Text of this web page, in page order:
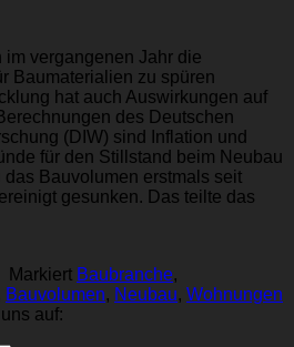
vergangenen Jahr die
Baumaterialien zu spüren
hat auch Auswirkungen auf
des Deutschen
(DIW) sind Inflation und
für den Stillstand beim Neubau
Bauvolumen erstmals seit
gesunken. Das teilte das
Markiert Baubranche,
Bauvolumen, Neubau, Wohnungen
auf: